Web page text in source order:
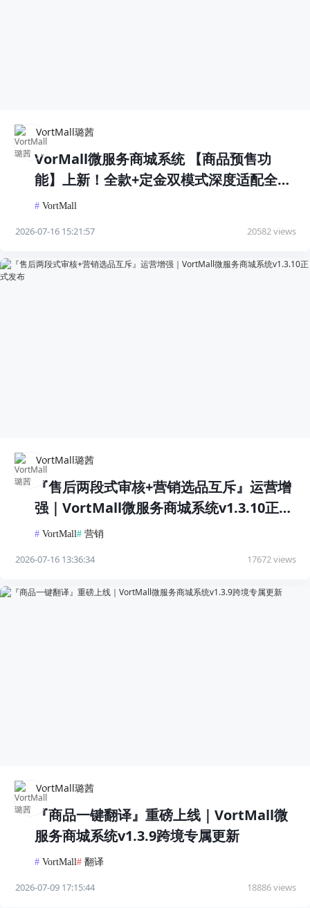
VortMall璐茜
VorMall微服务商城系统 【商品预售功
能】上新！全款+定金双模式深度适配全行
业经营需求
# VortMall
2026-07-16 15:21:57 20582 views
VortMall璐茜
『售后两段式审核+营销选品互斥』运营增
强｜VortMall微服务商城系统v1.3.10正式
发布
# VortMall# 营销
2026-07-16 13:36:34 17672 views
VortMall璐茜
『商品一键翻译』重磅上线｜VortMall微
服务商城系统v1.3.9跨境专属更新
# VortMall# 翻译
2026-07-09 17:15:44 18886 views